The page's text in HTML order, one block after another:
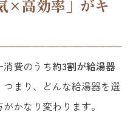
×高効率」がキ
費のうち約3割が給湯器
まり、どんな給湯器を選
かなり変わります。